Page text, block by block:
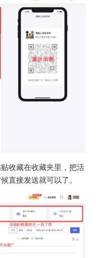
收藏在收藏夹里，把活
直接发送就可以了。